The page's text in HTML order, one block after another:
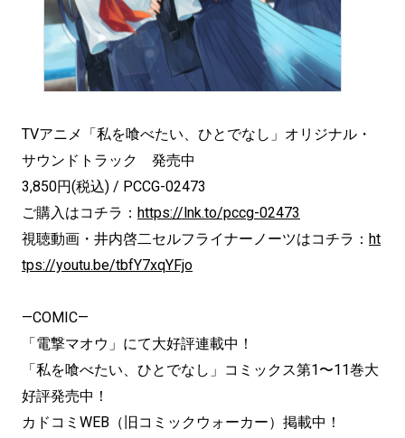
TVアニメ「私を喰べたい、ひとでなし」オリジナル・
サウンドトラック 発売中
3,850円(税込) / PCCG-02473
ご購入はコチラ： https://lnk.to/pccg-02473
視聴動画・井内啓二セルフライナーノーツはコチラ： ht
tps://youtu.be/tbfY7xqYFjo
—COMIC—
「電撃マオウ」にて大好評連載中！
「私を喰べたい、ひとでなし」コミックス第1〜11巻大
好評発売中！
カドコミWEB（旧コミックウォーカー）掲載中！